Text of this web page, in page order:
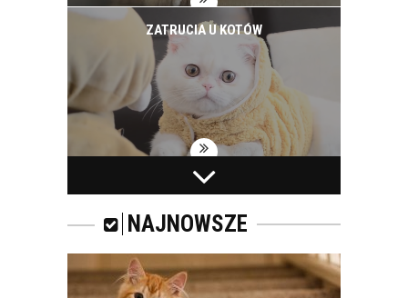
ZATRUCIA U KOTÓW
WAKACYJNY WYJAZD
I KOT
NAJNOWSZE